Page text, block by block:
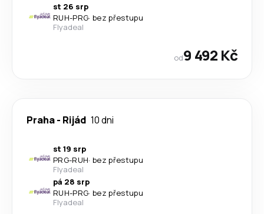
st 26 srp
RUH-PRG· bez přestupu
Flyadeal
od9 492 Kč
Praha- Rijád 10 dni
st 19 srp
PRG-RUH· bez přestupu
Flyadeal
pá 28 srp
RUH-PRG· bez přestupu
Flyadeal